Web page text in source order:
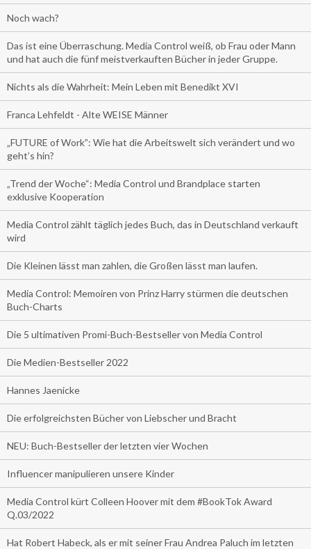
Noch wach?
Das ist eine Überraschung. Media Control weiß, ob Frau oder Mann
und hat auch die fünf meistverkauften Bücher in jeder Gruppe.
Nichts als die Wahrheit: Mein Leben mit Benedikt XVI
Franca Lehfeldt - Alte WEISE Männer
„FUTURE of Work”: Wie hat die Arbeitswelt sich verändert und wo
geht’s hin?
„Trend der Woche“: Media Control und Brandplace starten
exklusive Kooperation
Media Control zählt täglich jedes Buch, das in Deutschland verkauft
wird
Die Kleinen lässt man zahlen, die Großen lässt man laufen.
Media Control: Memoiren von Prinz Harry stürmen die deutschen
Buch-Charts
Die 5 ultimativen Promi-Buch-Bestseller von Media Control
Die Medien-Bestseller 2022
Hannes Jaenicke
Die erfolgreichsten Bücher von Liebscher und Bracht
NEU: Buch-Bestseller der letzten vier Wochen
Influencer manipulieren unsere Kinder
Media Control kürt Colleen Hoover mit dem #BookTok Award
Q.03/2022
Hat Robert Habeck, als er mit seiner Frau Andrea Paluch im letzten